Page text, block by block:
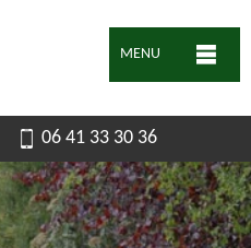
MENU
06 41 33 30 36